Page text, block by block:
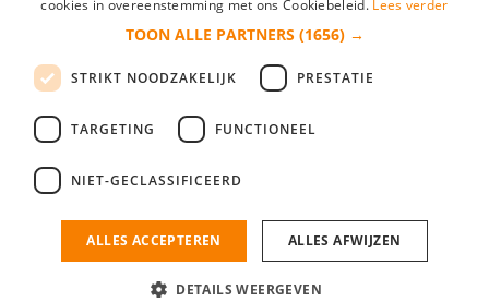
login gegevens onthouden
login
Bedrijf aanmelden
nieuwe collega/werknemer zo gevonden!
cookies in overeenstemming met ons Cookiebeleid. Lees verder
TOON ALLE PARTNERS (1656) →
STRIKT NOODZAKELIJK PRESTATIE
TARGETING FUNCTIONEEL
NIET-GECLASSIFICEERD
ALLES ACCEPTEREN ALLES AFWIJZEN
DETAILS WEERGEVEN